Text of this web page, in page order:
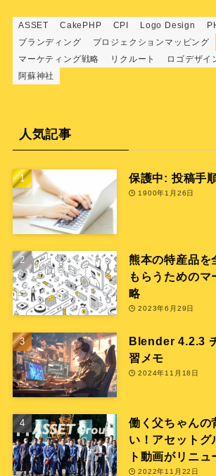
ASSET CakePHP CPI Logo Design
ブランディング
プロジェクションマッピング
マーケティング戦略
リクルート ロゴデザイ
阿蘇神社
人気記事
保護中: 投稿手
1900年1月26日
熊本の特産品を
もらうための
略
2023年6月29日
Blender 4.2.3
習メモ
2024年11月18日
働く父ちゃんの
い！アセットグ
ト動画がリニュ
2022年11月22日